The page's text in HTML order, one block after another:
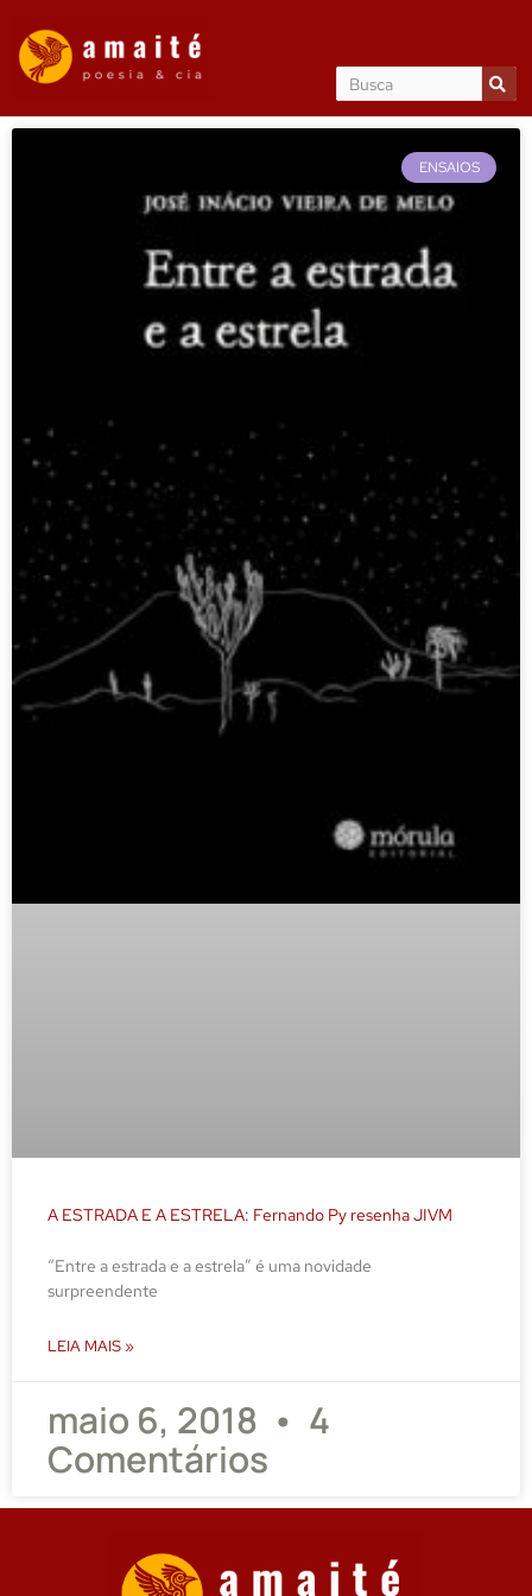
ENSAIOS
A ESTRADA E A ESTRELA: Fernando Py resenha JIVM
“Entre a estrada e a estrela” é uma novidade
surpreendente
LEIA MAIS »
maio 6, 2018
4
Comentários